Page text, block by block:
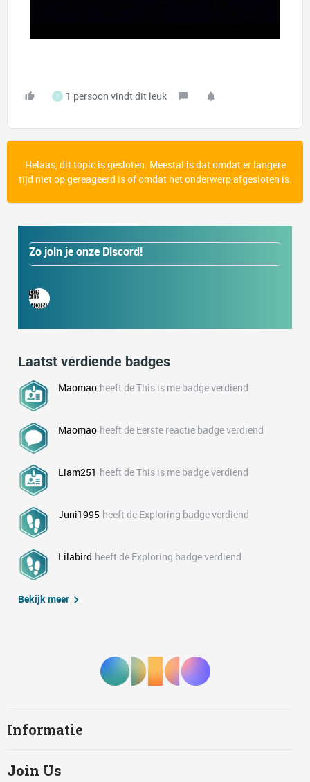
I 1 persoon vindt dit leuk
Helaas, dit topic is gesloten. Meestal is dat omdat er langere
tijd niet op gereageerd is of omdat het onderwerp afgesloten is.
Zo join je onze Discord!
Laatst verdiende badges
Maomao heeft de This is me badge verdiend
Maomao heeft de Eerste reactie badge verdiend
Liam251 heeft de This is me badge verdiend
Juni1995 heeft de Exploring badge verdiend
Lilabird heeft de Exploring badge verdiend
Bekijk meer
Informatie
Join Us